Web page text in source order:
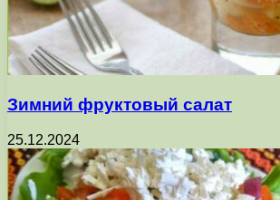
Зимний фруктовый салат
25.12.2024